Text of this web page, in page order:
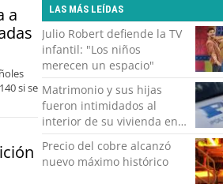
a
si se
LAS MÁS LEÍDAS
Julio Robert defiende la TV
infantil: "Los niños
merecen un espacio"
Matrimonio y sus hijas
fueron intimidados al
interior de su vivienda en
Puente Alto
Precio del cobre alcanzó
nuevo máximo histórico